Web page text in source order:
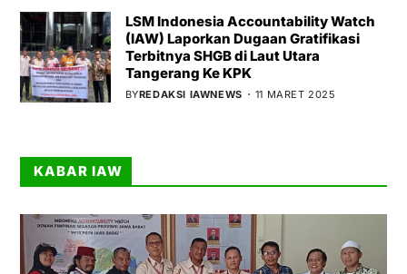
LSM Indonesia Accountability Watch
(IAW) Laporkan Dugaan Gratifikasi
Terbitnya SHGB di Laut Utara
Tangerang Ke KPK
BYREDAKSI IAWNEWS 11 MARET 2025
KABAR IAW